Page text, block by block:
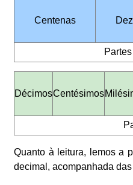
Centenas
DécimosCentésimos
Quanto à leitura, lemos a
decimal, acompanhada